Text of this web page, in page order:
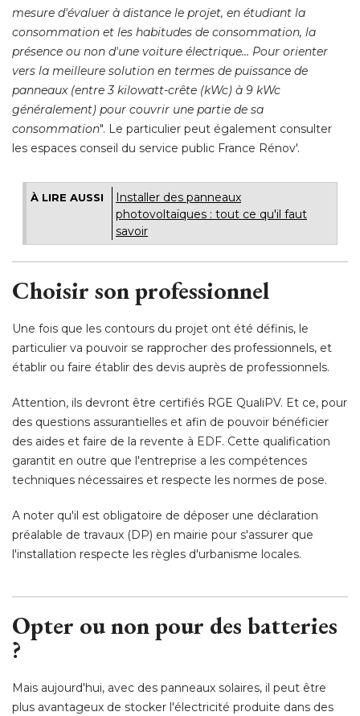
mesure d'évaluer à distance le projet, en étudiant la
consommation et les habitudes de consommation, la
présence ou non d'une voiture électrique... Pour orienter
vers la meilleure solution en termes de puissance de
panneaux (entre 3 kilowatt-crête (kWc) à 9 kWc
généralement) pour couvrir une partie de sa
consommation". Le particulier peut également consulter
les espaces conseil du service public France Rénov'.
À LIRE AUSSI
Installer des panneaux
photovoltaïques : tout ce qu'il faut
savoir
Choisir son professionnel
Une fois que les contours du projet ont été définis, le
particulier va pouvoir se rapprocher des professionnels, et
établir ou faire établir des devis auprès de professionnels.
Attention, ils devront être certifiés RGE QualiPV. Et ce, pour
des questions assurantielles et afin de pouvoir bénéficier
des aides et faire de la revente à EDF. Cette qualification
garantit en outre que l'entreprise a les compétences
techniques nécessaires et respecte les normes de pose.
A noter qu'il est obligatoire de déposer une déclaration
préalable de travaux (DP) en mairie pour s'assurer que
l'installation respecte les règles d'urbanisme locales.
Opter ou non pour des batteries
?
Mais aujourd'hui, avec des panneaux solaires, il peut être
plus avantageux de stocker l'électricité produite dans des